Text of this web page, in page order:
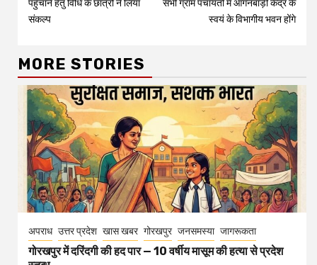
पहुॅचाने हेतु विधि के छात्रों ने लिया
संकल्प
सभी ग्राम पंचायतों में आंगनबाड़ी केंद्र के
स्वयं के विभागीय भवन होंगे
MORE STORIES
अपराध उत्तर प्रदेश खास खबर गोरखपुर जनसमस्या जागरूकता
गोरखपुर में दरिंदगी की हद पार — 10 वर्षीय मासूम की हत्या से प्रदेश